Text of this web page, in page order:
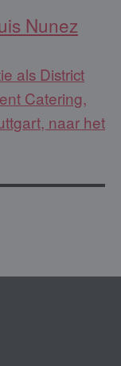
Nunez
als District
Catering,
naar het